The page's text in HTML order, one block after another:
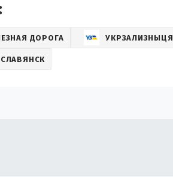
ДОРОГА УКРЗАЛИЗНЫЦЯ
СЛАВЯНСК